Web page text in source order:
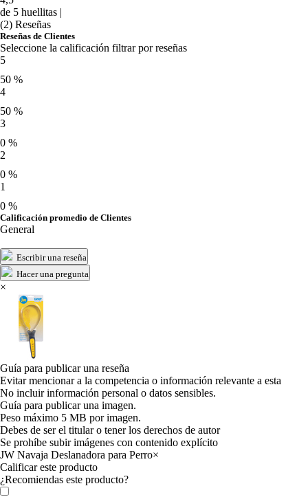
de 5 huellitas |
(2) Reseñas
Reseñas de Clientes
Seleccione la calificación filtrar por reseñas
5
50 %
4
50 %
3
0 %
2
0 %
1
0 %
Calificación promedio de Clientes
General
Escribir una reseña
Hacer una pregunta
×
Guía para publicar una reseña
Evitar mencionar a la competencia o información relevante a esta
No incluir información personal o datos sensibles.
Guía para publicar una imagen.
Peso máximo 5 MB por imagen.
Debes de ser el titular o tener los derechos de autor
Se prohíbe subir imágenes con contenido explícito
JW Navaja Deslanadora para Perro×
Calificar este producto
Tu valoración
¿Recomiendas este producto?